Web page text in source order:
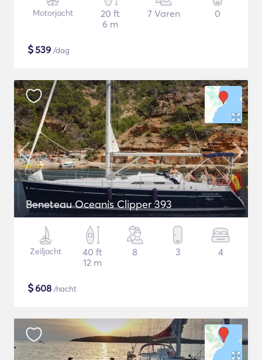
Motorjacht
20 ft
6 m
7 Varen 0
$539 /dag
Beneteau Oceanis Clipper 393
Zeiljacht
40 ft
12 m
8 3 4
$608 /nacht